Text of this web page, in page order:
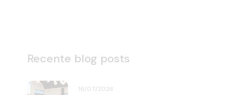
Recente blog posts
16/07/2026